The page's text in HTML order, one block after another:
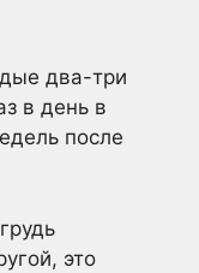
два-три
в день в
после
это